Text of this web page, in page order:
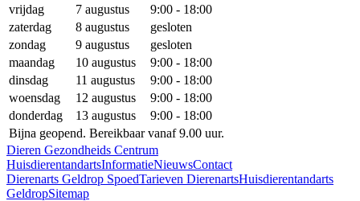
vrijdag
7 augustus
9:00 - 18:00
zaterdag
8 augustus
gesloten
zondag
9 augustus
gesloten
maandag
10 augustus
9:00 - 18:00
dinsdag
11 augustus
9:00 - 18:00
woensdag
12 augustus
9:00 - 18:00
donderdag
13 augustus
9:00 - 18:00
Bijna geopend. Bereikbaar vanaf 9.00 uur.
Dieren Gezondheids Centrum
HuisdierentandartsInformatieNieuwsContact
Dierenarts Geldrop SpoedTarieven DierenartsHuisdierentandarts
GeldropSitemap